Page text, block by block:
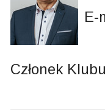
E-
Członek